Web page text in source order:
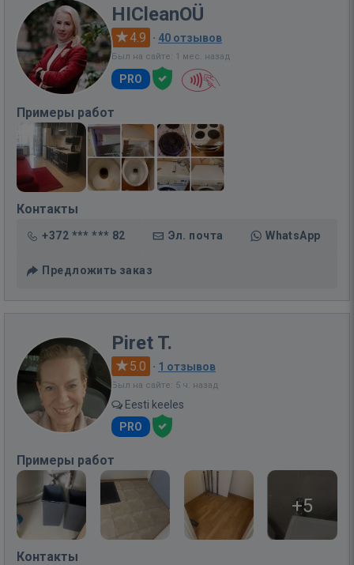
HICleanOÜ
4.9 · 40 отзывов
Был на сайте: 1 мес. назад
PRO
Примеры работ
Контакты
+372 *** *** 82 Эл. почта WhatsApp
Предложить заказ
Piret T.
5.0 · 1 отзывов
Был на сайте: 5 ч. назад
Eesti keeles
PRO
Примеры работ
+5
Контакты